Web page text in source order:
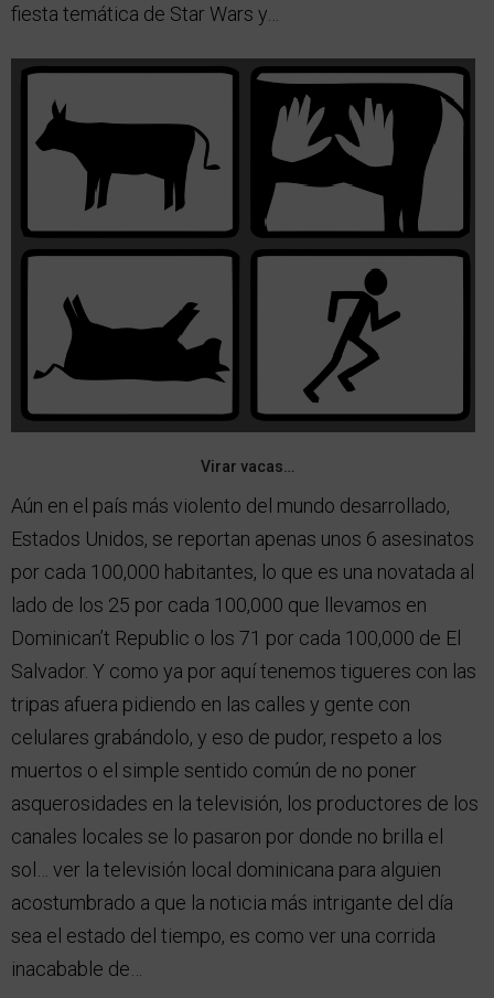
fiesta temática de Star Wars y…
Virar vacas…
Aún en el país más violento del mundo desarrollado,
Estados Unidos, se reportan apenas unos 6 asesinatos
por cada 100,000 habitantes, lo que es una novatada al
lado de los 25 por cada 100,000 que llevamos en
Dominican’t Republic o los 71 por cada 100,000 de El
Salvador. Y como ya por aquí tenemos tigueres con las
tripas afuera pidiendo en las calles y gente con
celulares grabándolo, y eso de pudor, respeto a los
muertos o el simple sentido común de no poner
asquerosidades en la televisión, los productores de los
canales locales se lo pasaron por donde no brilla el
sol… ver la televisión local dominicana para alguien
acostumbrado a que la noticia más intrigante del día
sea el estado del tiempo, es como ver una corrida
inacabable de…